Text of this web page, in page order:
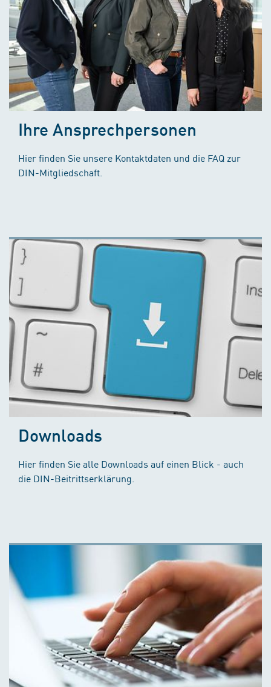
Ihre Ansprechpersonen
Hier finden Sie unsere Kontaktdaten und die FAQ zur
DIN-Mitgliedschaft.
Downloads
Hier finden Sie alle Downloads auf einen Blick - auch
die DIN-Beitrittserklärung.